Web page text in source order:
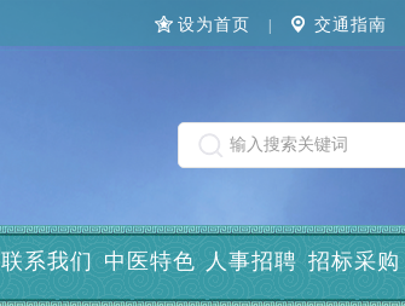
设为首页 交通指南
联系我们 中医特色 人事招聘 招标采购